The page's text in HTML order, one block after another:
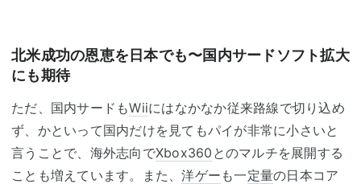
北米成功の恩恵を日本でも〜国内サードソフト拡大
にも期待
ただ、国内サードもWiiにはなかなか従来路線で切り込め
ず、かといって国内だけを見てもパイが非常に小さいと
言うことで、海外志向でXbox360 とのマルチを展開する
ことも増えています。また、洋ゲー も一定量の日本コア